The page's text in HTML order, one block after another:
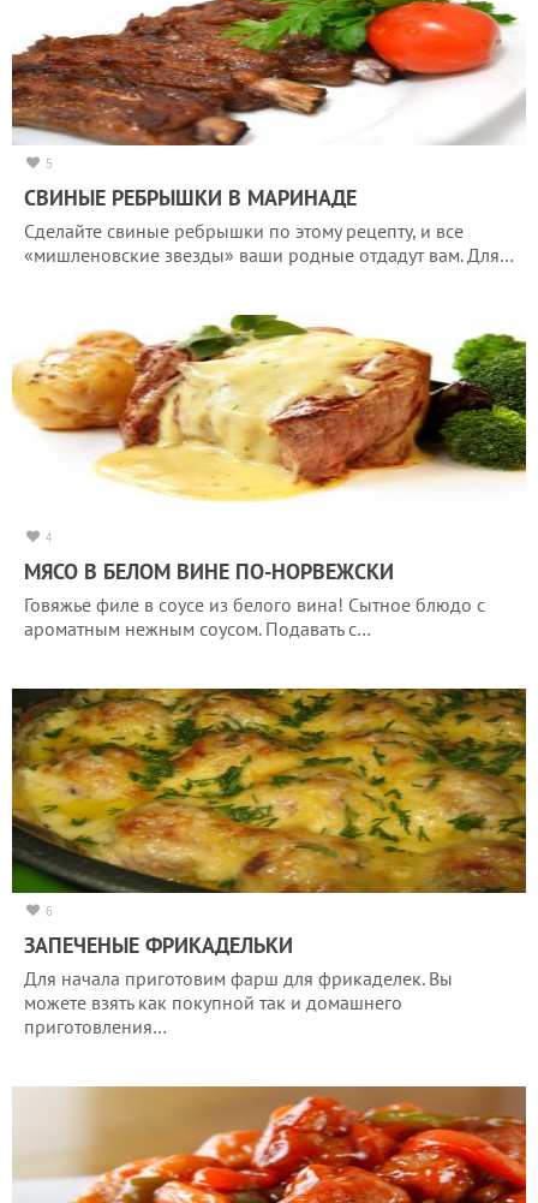
5
СВИНЫЕ РЕБРЫШКИ В МАРИНАДЕ
Сделайте свиные ребрышки по этому рецепту, и все
«мишленовские звезды» ваши родные отдадут вам. Для…
4
МЯСО В БЕЛОМ ВИНЕ ПО-НОРВЕЖСКИ
Говяжье филе в соусе из белого вина! Сытное блюдо с
ароматным нежным соусом. Подавать с…
6
ЗАПЕЧЕНЫЕ ФРИКАДЕЛЬКИ
Для начала приготовим фарш для фрикаделек. Вы
можете взять как покупной так и домашнего
приготовления…